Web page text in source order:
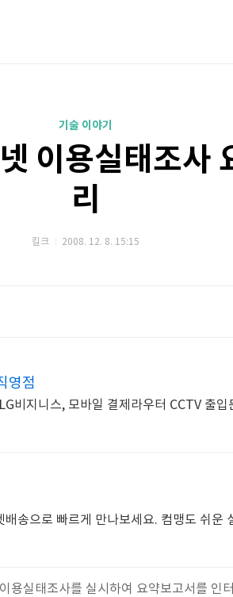
기술 이야기
이용실태조사
리
킬크 2008. 12. 8. 15:15
영점
비지니스, 모바일 결제라우터 CCTV 출입
송으로 빠르게 만나보세요. 컴맹도 쉬운
용실태조사를 실시하여 요약보고서를 인